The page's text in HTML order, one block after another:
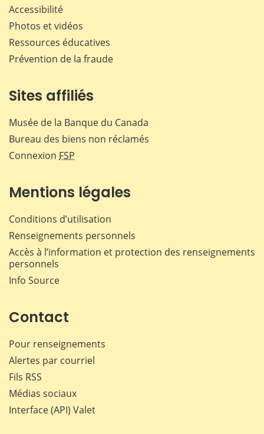
Accessibilité
Photos et vidéos
Ressources éducatives
Prévention de la fraude
Sites affiliés
Musée de la Banque du Canada
Bureau des biens non réclamés
Connexion FSP
Mentions légales
Conditions d’utilisation
Renseignements personnels
Accès à l’information et protection des renseignements
personnels
Info Source
Contact
Pour renseignements
Alertes par courriel
Fils RSS
Médias sociaux
Interface (API) Valet